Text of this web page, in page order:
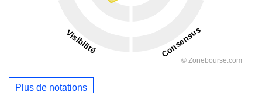
Plus de notations